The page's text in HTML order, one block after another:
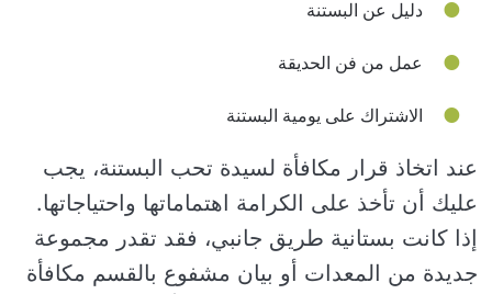
دليل عن البستنة
عمل من فن الحديقة
الاشتراك على يومية البستنة
عند اتخاذ قرار مكافأة لسيدة تحب البستنة، يجب
عليك أن تأخذ على الكرامة اهتماماتها واحتياجاتها.
إذا كانت بستانية طريق جانبي، فقد تقدر مجموعة
جديدة من المعدات أو بيان مشفوع بالقسم مكافأة